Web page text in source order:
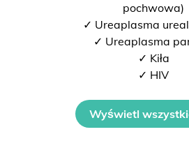
pochwowa)
✓ Ureaplasma
✓ Ureaplasma
✓ Kiła
✓ HIV
Wyświetl